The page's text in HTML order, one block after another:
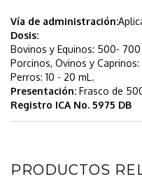
Vía de administración:
Dosis:
Bovinos y Equinos: 500- 700
Porcinos, Ovinos y Caprinos:
Perros: 10 - 20 mL.
Presentación: Frasco de
Registro ICA No. 5975 DB
PRODUCTOS